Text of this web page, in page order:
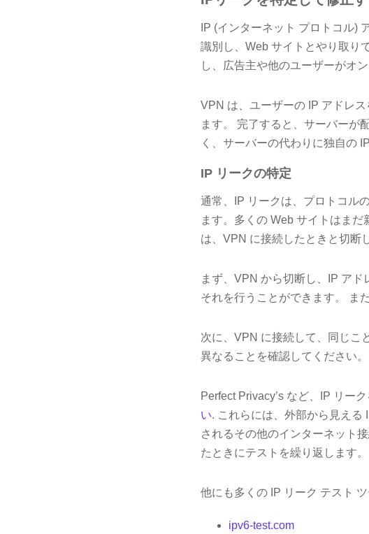
IP (インターネット プロトコル)
識別し、Web サイトとやり取り
し、広告主や他のユーザーがオ
VPN は、ユーザーの IP アドレ
ます。 完了すると、サーバーが
く、サーバーの代わりに独自の
IP リークの特定
通常、IP リークは、プロトコル
ます。多くの Web サイトはま
は、VPN に接続したときと切断
まず、VPN から切断し、IP アド
それを行うことができます。 ま
次に、VPN に接続して、同じこ
異なることを確認してください
Perfect Privacy’s など、IP リー
い. これらには、外部から見える
されるその他のインターネット
たときにテストを繰り返します。
他にも多くの IP リーク テスト ツ
ipv6-test.com